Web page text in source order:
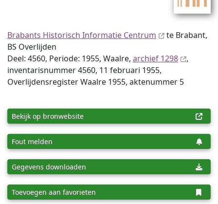
Brabants Historisch Informatie Centrum
te Brabant,
BS Overlijden
Deel: 4560, Periode: 1955, Waalre, archief 1298
,
inventaris­num­mer 4560, 11 februari 1955,
Overlijdensregister Waalre 1955, aktenummer 5
Bekijk op bronwebsite
Fout melden
Gegevens downloaden
Toevoegen aan favorieten